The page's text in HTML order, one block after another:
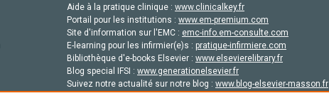
Aide à la pratique clinique : www.clinicalkey.fr
Portail pour les institutions : www.em-premium.com
Site d'information sur l'EMC : emc-info.em-consulte.com
E-learning pour les infirmier(e)s : pratique-infirmiere.com
Bibliothèque d'e-books Elsevier : www.elsevierelibrary.fr
Blog special IFSI : www.generationelsevier.fr
Suivez notre actualité sur notre blog : www.blog-elsevier-masson.fr